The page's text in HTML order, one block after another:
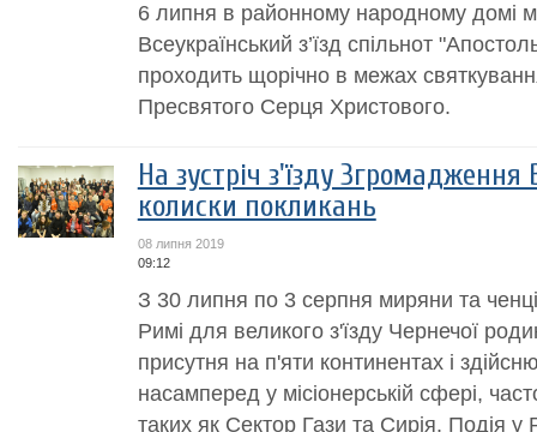
6 липня в районному народному домі
Всеукраїнський з’їзд спільнот
проходить щорічно в межах
Пресвятого Серця Христового.
На зустріч з'їзду
колиски покликань
08 липня 2019
09:12
З 30 липня по 3 серпня миряни та ченці
Римі для великого з'їзду Чернечої
присутня на п'яти континентах і
насамперед у місіонерській сфері,
таких як Сектор Гази та Сирія. Подія у